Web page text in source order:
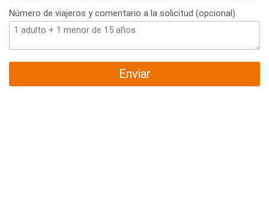
Número de viajeros y comentario a la solicitud (opcional)
Enviar